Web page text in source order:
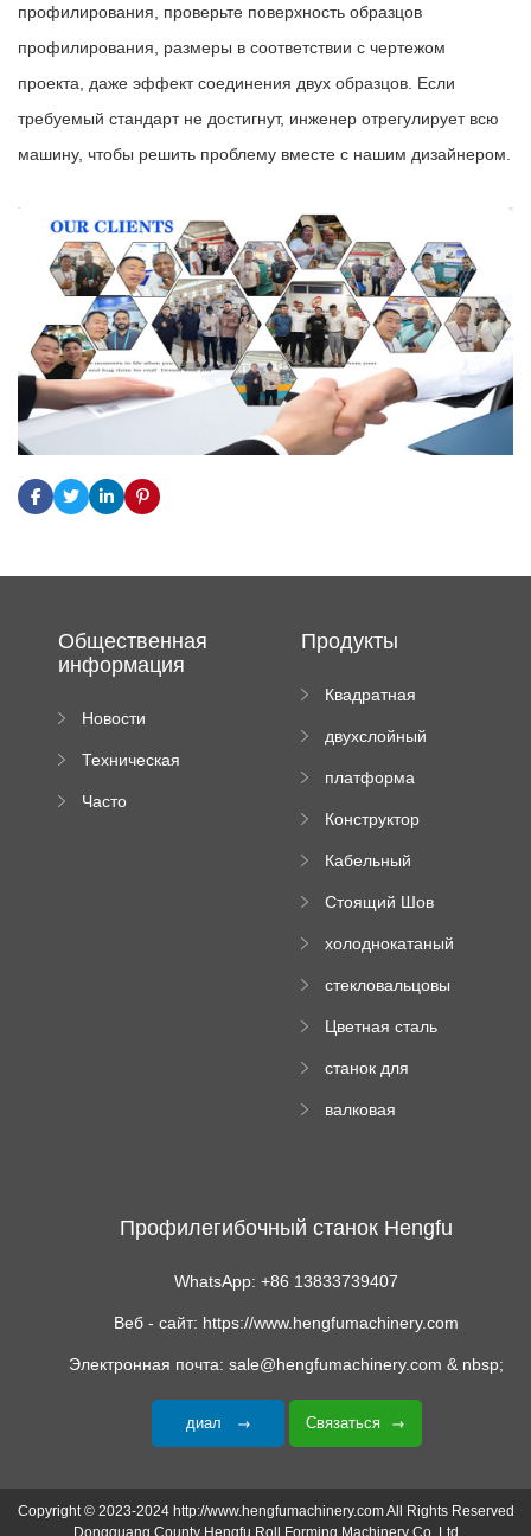
профилирования, проверьте поверхность образцов
профилирования, размеры в соответствии с чертежом
проекта, даже эффект соединения двух образцов. Если
требуемый стандарт не достигнут, инженер отрегулирует всю
машину, чтобы решить проблему вместе с нашим дизайнером.
Общественная
информация
Новости
Техническая
Часто
Продукты
Квадратная
машина
двухслойный
пресс
платформа
роликового
Конструктор
трубы
Кабельный
формируя
Стоящий Шов
Машина
холоднокатаный
станок
стекловальцовы
Цветная сталь
машина
станок для
трапециевидных
валковая
Профилегибочный станок Hengfu
WhatsApp: +86 13833739407
Веб - сайт: https://www.hengfumachinery.com
Электронная почта: sale@hengfumachinery.com & nbsp;
диал Связаться
Copyright © 2023-2024 http://www.hengfumachinery.com All Rights Reserved